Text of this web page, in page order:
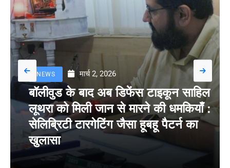
NEWS मार्च 2, 2026
बॉलीवुड के बाद अब डिफेंस टाइकून साहिल
लूथरा को मिली जान से मारने की धमकियाँ :
सेलिब्रिटी टारगेटिंग जैसा हूबहू पैटर्न का
खुलासा